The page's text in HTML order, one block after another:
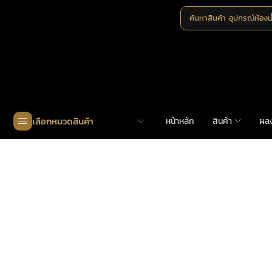
ค้นหาสินค้า อุปกรณ์ห้อง
เลือกหมวดสินค้า หน้าหลัก สินค้า ผล